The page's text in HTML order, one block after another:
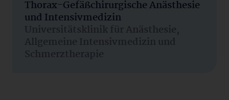
Thorax-Gefäßchirurgische Anästhesie
und Intensivmedizin
Universitätsklinik für Anästhesie,
Allgemeine Intensivmedizin und
Schmerztherapie